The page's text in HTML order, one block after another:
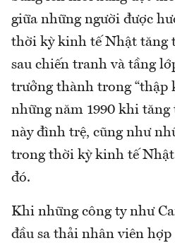
giữa những người được
thời kỳ kinh tế Nhật tăng
sau chiến tranh và tầng
trưởng thành trong “thập
những năm 1990 khi
này đình trệ, cũng như
trong thời kỳ kinh tế Nhật
đó.
Khi những công ty như
đầu sa thải nhân viên